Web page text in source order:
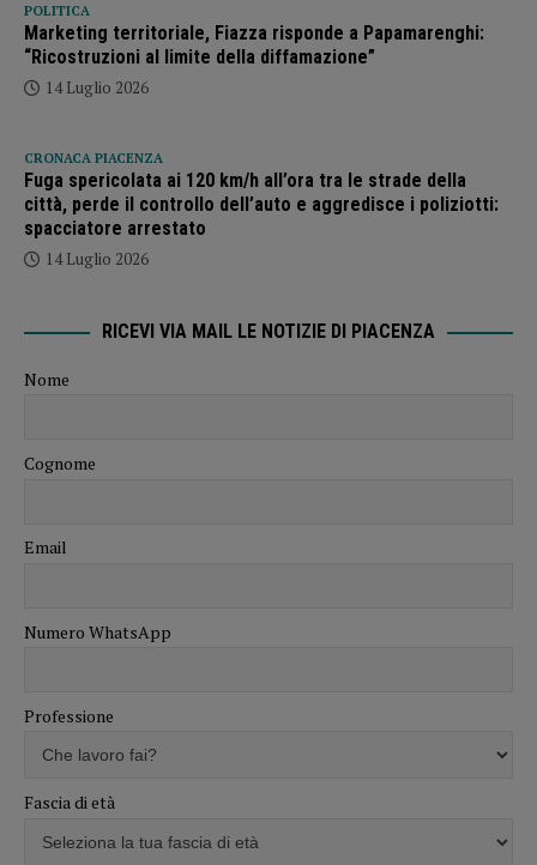
POLITICA
Marketing territoriale, Fiazza risponde a Papamarenghi:
“Ricostruzioni al limite della diffamazione”
14 Luglio 2026
CRONACA PIACENZA
Fuga spericolata ai 120 km/h all’ora tra le strade della
città, perde il controllo dell’auto e aggredisce i poliziotti:
spacciatore arrestato
14 Luglio 2026
RICEVI VIA MAIL LE NOTIZIE DI PIACENZA
Nome
Cognome
Email
Numero WhatsApp
Professione
Fascia di età